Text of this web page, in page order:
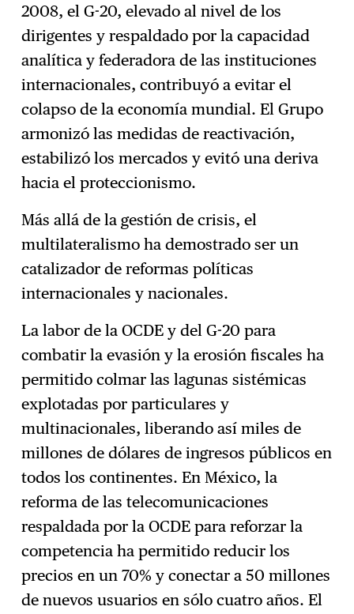
2008, el G-20, elevado al nivel de los
dirigentes y respaldado por la capacidad
analítica y federadora de las instituciones
internacionales, contribuyó a evitar el
colapso de la economía mundial. El Grupo
armonizó las medidas de reactivación,
estabilizó los mercados y evitó una deriva
hacia el proteccionismo.
Más allá de la gestión de crisis, el
multilateralismo ha demostrado ser un
catalizador de reformas políticas
internacionales y nacionales.
La labor de la OCDE y del G-20 para
combatir la evasión y la erosión fiscales ha
permitido colmar las lagunas sistémicas
explotadas por particulares y
multinacionales, liberando así miles de
millones de dólares de ingresos públicos en
todos los continentes. En México, la
reforma de las telecomunicaciones
respaldada por la OCDE para reforzar la
competencia ha permitido reducir los
precios en un 70% y conectar a 50 millones
de nuevos usuarios en sólo cuatro años. El